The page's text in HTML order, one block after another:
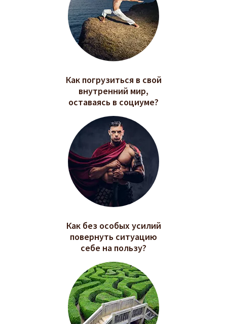
Как погрузиться в свой
внутренний мир,
оставаясь в социуме?
Как без особых усилий
повернуть ситуацию
себе на пользу?